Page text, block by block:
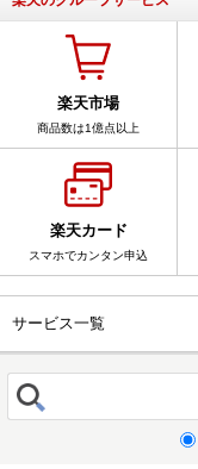
楽天市場
商品数は1億点以上
楽天カード
スマホでカンタン申込
サービス一覧